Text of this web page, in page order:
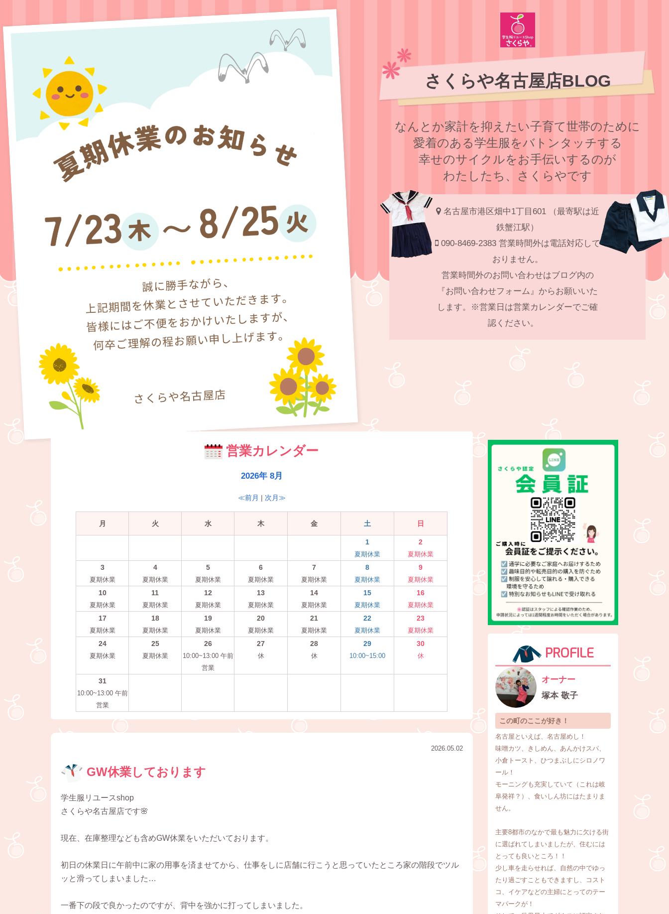
さくらや名古屋店BLOG
なんとか家計を抑えたい子育て世帯のために
愛着のある学⽣服をバトンタッチする
幸せのサイクルをお⼿伝いするのが
わたしたち、さくらやです
名古屋市港区畑中1丁目601 （最寄駅は近
鉄蟹江駅）
090-8469-2383 営業時間外は電話対応して
おりません。
営業時間外のお問い合わせはブログ内の
『お問い合わせフォーム』からお願いいた
します。※営業日は営業カレンダーでご確
認ください。
営業カレンダー
2026年 8月
≪前月 | 次月≫
月 火 水 木 金 土 日
1
夏期休業
2
夏期休業
3
夏期休業
4
夏期休業
5
夏期休業
6
夏期休業
7
夏期休業
8
夏期休業
9
夏期休業
10
夏期休業
11
夏期休業
12
夏期休業
13
夏期休業
14
夏期休業
15
夏期休業
16
夏期休業
17
夏期休業
18
夏期休業
19
夏期休業
20
夏期休業
21
夏期休業
22
夏期休業
23
夏期休業
24
夏期休業
25
夏期休業
26
10:00~13:00 午前
営業
27
休
28
休
29
10:00~15:00
30
休
31
10:00~13:00 午前
営業
2026.05.02
GW休業しております
学生服リユースshop
さくらや名古屋店です🌸
現在、在庫整理なども含めGW休業をいただいております。
初日の休業日に午前中に家の用事を済ませてから、仕事をしに店舗に行こうと思っていたところ家の階段でツル
ッと滑ってしまいました…
一番下の段で良かったのですが、背中を強かに打ってしまいました。
PROFILE
オーナー
塚本 敬子
この町のここが好き！
名古屋といえば、名古屋めし！
味噌カツ、きしめん、あんかけスパ、
小倉トースト、ひつまぶしにシロノワ
ール！
モーニングも充実していて（これは岐
阜発祥？）、食いしん坊にはたまりま
せん。
主要8都市のなかで最も魅力に欠ける街
に選ばれてしまいましたが、住むには
とっても良いところ！！
少し車を走らせれば、自然の中でゆっ
たり過ごすこともできますし、コスト
コ、イケアなどの主婦にとってのテー
マパークが！